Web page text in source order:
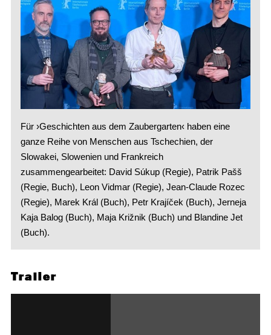
Für ›Geschichten aus dem Zaubergarten‹ haben eine
ganze Reihe von Menschen aus Tschechien, der
Slowakei, Slowenien und Frankreich
zusammengearbeitet: David Súkup (Regie), Patrik Pašš
(Regie, Buch), Leon Vidmar (Regie), Jean-Claude Rozec
(Regie), Marek Král (Buch), Petr Krajíček (Buch), Jerneja
Kaja Balog (Buch), Maja Križnik (Buch) und Blandine Jet
(Buch).
Trailer